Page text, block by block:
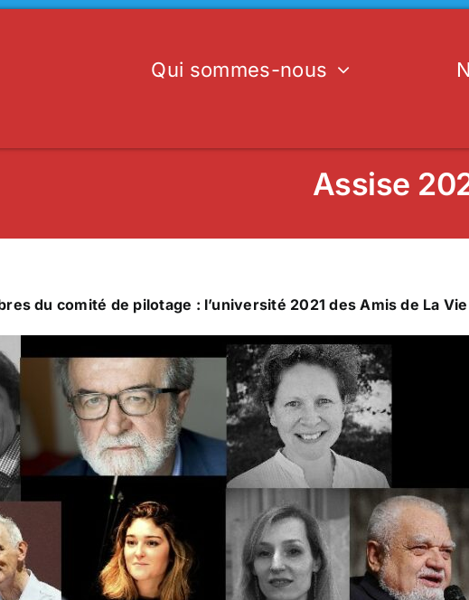
Qui sommes-nous
Assise
du comité de pilotage : l’université 2021 des Amis de La